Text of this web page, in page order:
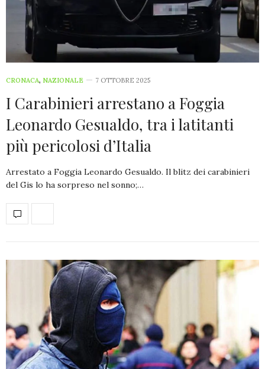
CRONACA, NAZIONALE 7 OTTOBRE 2025
I Carabinieri arrestano a Foggia
Leonardo Gesualdo, tra i latitanti
più pericolosi d’Italia
Arrestato a Foggia Leonardo Gesualdo. Il blitz dei carabinieri
del Gis lo ha sorpreso nel sonno;…